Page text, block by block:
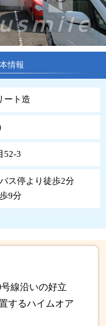
情報
ート造
52-3
ス停より徒歩2分
9分
線沿いの好立
するハイムオア